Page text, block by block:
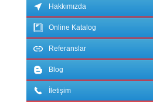
Hakkımızda
Online Katalog
Referanslar
Blog
İletişim